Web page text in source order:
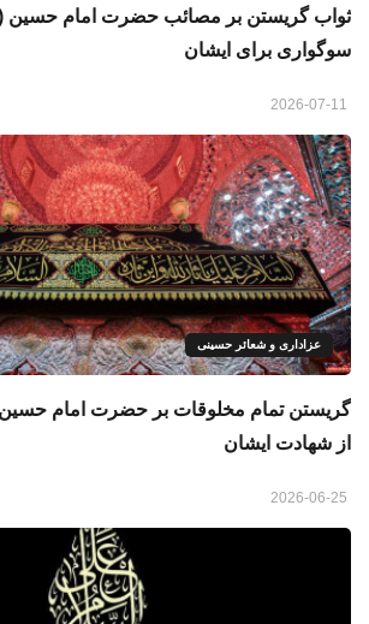
ثواب گریستن بر مصائب حضرت امام حسین
سوگواری برای ایشان
عزاداری و شعائر حسینی
گريستن تمام مخلوقات بر حضرت امام
از شهادت ایشان